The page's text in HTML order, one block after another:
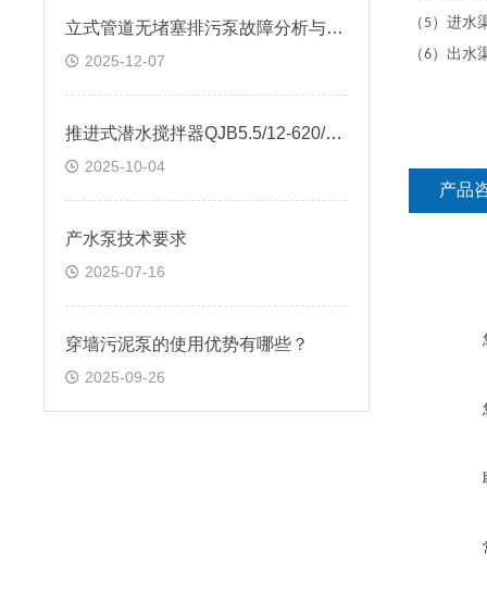
立式管道无堵塞排污泵故障分析与解决办法
2025-12-07
推进式潜水搅拌器QJB5.5/12-620/3-480技术规范书
2025-10-04
产水泵技术要求
2025-07-16
穿墙污泥泵的使用优势有哪些？
2025-09-26
（ 5）进水
（6）出水
产品